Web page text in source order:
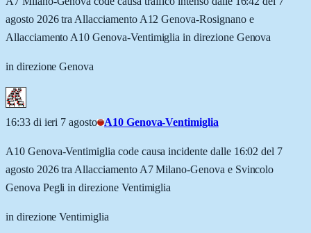
agosto 2026 tra Allacciamento A12 Genova-Rosignano e
Allacciamento A10 Genova-Ventimiglia in direzione Genova
in direzione Genova
16:33 di ieri 7 agosto A10 Genova-Ventimiglia
A10 Genova-Ventimiglia code causa incidente dalle 16:02 del 7
agosto 2026 tra Allacciamento A7 Milano-Genova e Svincolo
Genova Pegli in direzione Ventimiglia
in direzione Ventimiglia